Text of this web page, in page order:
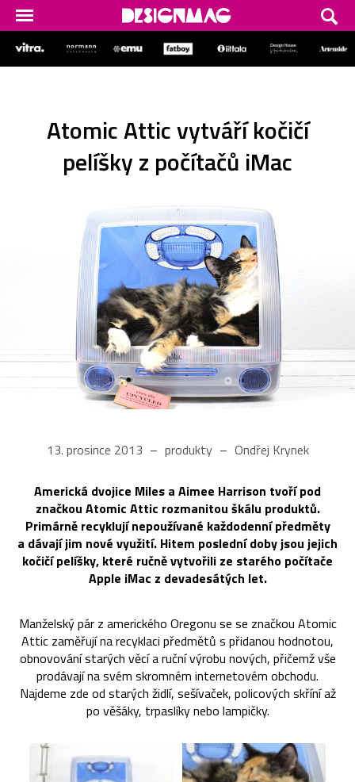
Atomic Attic vytváří kočičí
pelíšky z počítačů iMac
13. prosince 2013 produkty Ondřej Krynek
Americká dvojice Miles a Aimee Harrison tvoří pod
značkou Atomic Attic rozmanitou škálu produktů.
Primárně recyklují nepoužívané každodenní předměty
a dávají jim nové využití. Hitem poslední doby jsou jejich
kočičí pelíšky, které ručně vytvořili ze starého počítače
Apple iMac z devadesátých let.
Manželský pár z amerického Oregonu se se značkou Atomic
Attic zaměřují na recyklaci předmětů s přidanou hodnotou,
obnovování starých věcí a ruční výrobu nových, přičemž vše
prodávají na svém skromném internetovém obchodu.
Najdeme zde od starých židlí, sešívaček, policových skříní až
po věšáky, trpaslíky nebo lampičky.